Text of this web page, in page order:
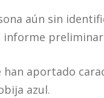
aún sin
informe
han aportado
azul.